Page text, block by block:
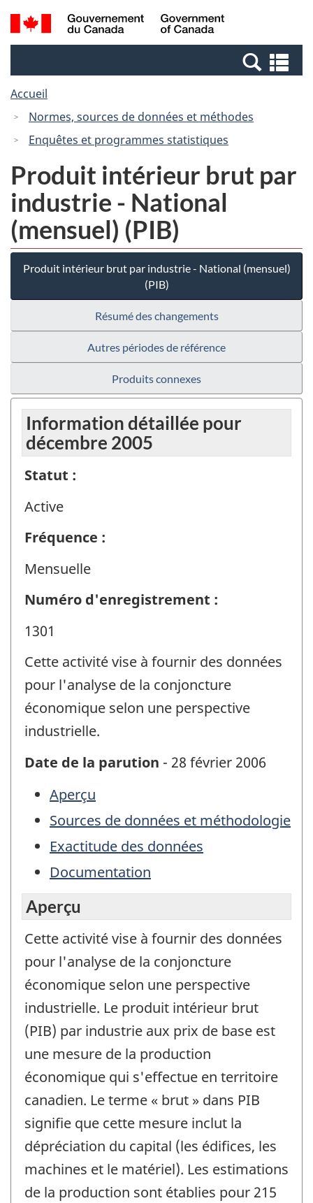
Passer
au
Passer
à
Canada
Recherche
et
et
Accueil
Normes, sources de données et méthodes
Enquêtes et programmes statistiques
Produit intérieur brut par
industrie - National
(mensuel) (PIB)
Produit intérieur brut par industrie - National (mensuel)
(PIB)
Résumé des changements
Autres périodes de référence
Produits connexes
Information détaillée pour
décembre 2005
Statut :
Active
Fréquence :
Mensuelle
Numéro d'enregistrement :
1301
Cette activité vise à fournir des données
pour l'analyse de la conjoncture
économique selon une perspective
industrielle.
Date de la parution - 28 février 2006
Aperçu
Sources de données et méthodologie
Exactitude des données
Documentation
Aperçu
Cette activité vise à fournir des données
pour l'analyse de la conjoncture
économique selon une perspective
industrielle. Le produit intérieur brut
(PIB) par industrie aux prix de base est
une mesure de la production
économique qui s'effectue en territoire
canadien. Le terme « brut » dans PIB
signifie que cette mesure inclut la
dépréciation du capital (les édifices, les
machines et le matériel). Les estimations
de la production sont établies pour 215